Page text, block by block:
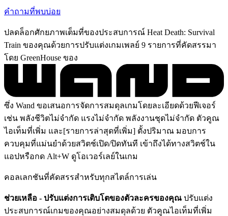
คำถามที่พบบ่อย
ปลดล็อกศักยภาพเต็มที่ของประสบการณ์ Heat Death: Survival
Train ของคุณด้วยการปรับแต่งเกมเพลย์ 9 รายการที่คัดสรรมา
โดย GreenHouse ของ
ซึ่ง Wand ขอเสนอการจัดการสมดุลเกมโดยละเอียดด้วยฟีเจอร์
เช่น พลังชีวิตไม่จำกัด แรงไม่จำกัด พลังงานชุดไม่จำกัด ตัวคูณ
ไอเท็มที่เพิ่ม และ[รายการล่าสุดที่เพิ่ม] ตั้งปริมาณ มอบการ
ควบคุมที่แม่นยำด้วยสวิตช์เปิด/ปิดทันที เข้าถึงได้ทางสวิตช์ใน
แอปหรือกด Alt+W ดูโอเวอร์เลย์ในเกม
คอลเลกชันที่คัดสรรสำหรับทุกสไตล์การเล่น
ช่วยเหลือ - ปรับแต่งการเติบโตของตัวละครของคุณ ปรับแต่ง
ประสบการณ์เกมของคุณอย่างสมดุลด้วย ตัวคูณไอเท็มที่เพิ่ม